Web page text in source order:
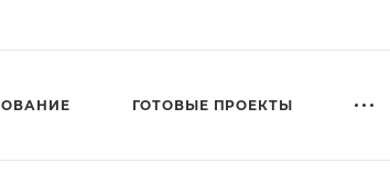
ГОТОВЫЕ ПРОЕКТЫ